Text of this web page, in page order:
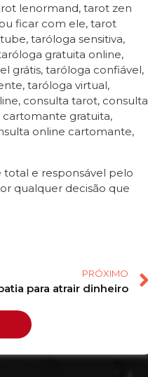
lenormand, tarot zen
ficar com ele, tarot
taróloga sensitiva,
gratuita online,
grátis, taróloga confiável,
taróloga virtual,
consulta tarot, consulta
cartomante gratuita,
online cartomante,
e responsável pelo
qualquer decisão que
PRÓXIMO
para atrair dinheiro